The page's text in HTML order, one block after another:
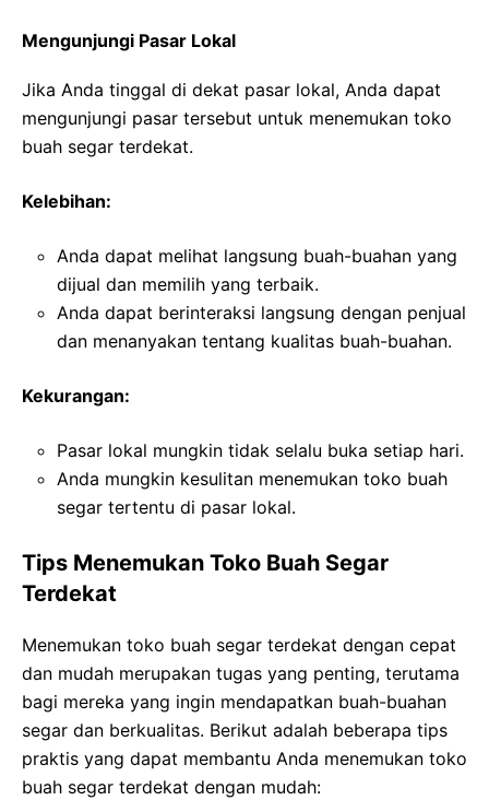
Mengunjungi Pasar Lokal
Jika Anda tinggal di dekat pasar lokal, Anda dapat
mengunjungi pasar tersebut untuk menemukan toko
buah segar terdekat.
Kelebihan:
Anda dapat melihat langsung buah-buahan yang
dijual dan memilih yang terbaik.
Anda dapat berinteraksi langsung dengan penjual
dan menanyakan tentang kualitas buah-buahan.
Kekurangan:
Pasar lokal mungkin tidak selalu buka setiap hari.
Anda mungkin kesulitan menemukan toko buah
segar tertentu di pasar lokal.
Tips Menemukan Toko Buah Segar
Terdekat
Menemukan toko buah segar terdekat dengan cepat
dan mudah merupakan tugas yang penting, terutama
bagi mereka yang ingin mendapatkan buah-buahan
segar dan berkualitas. Berikut adalah beberapa tips
praktis yang dapat membantu Anda menemukan toko
buah segar terdekat dengan mudah: